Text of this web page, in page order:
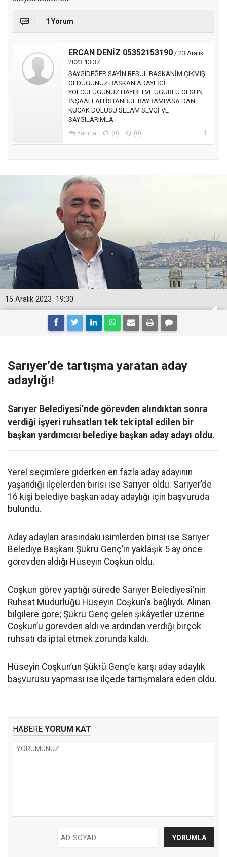
1 Yorum
ERCAN DENİZ 05352153190 / 23 Aralık
2023 13:37
SAYGIDEĞER SAYİN RESUL BASKANİM ÇIKMIŞ
OLDUGUNUZ BASKAN ADAYLİGİ
YOLCULUGUNUZ HAYIRLI VE UGURLU OLSUN
İNŞAALLAH İSTANBUL BAYRAMPASA DAN
KUCAK DOLUSU SELAM SEVGİ VE
SAYGILARIMLA
Yanıtla (0) (0)
19:30
15 Aralık 2023
Sarıyer’de tartışma yaratan aday
adaylığı!
Sarıyer Belediyesi’nde görevden alındıktan sonra
verdiği işyeri ruhsatları tek tek iptal edilen bir
başkan yardımcısı belediye başkan aday adayı oldu.
Yerel seçimlere giderken en fazla aday adayının
yaşandığı ilçelerden birisi ise Sarıyer oldu. Sarıyer’de
16 kişi belediye başkan aday adaylığı için başvuruda
bulundu.
Aday adayları arasındaki isimlerden birisi ise Sarıyer
Belediye Başkanı Şükrü Genç’in yaklaşık 5 ay önce
görevden aldığı Hüseyin Coşkun oldu.
Coşkun görev yaptığı sürede Sarıyer Belediyesi'nin
Ruhsat Müdürlüğü Hüseyin Coşkun’a bağlıydı. Alınan
bilgilere göre; Şükrü Genç gelen şikâyetler üzerine
Coşkun’u görevden aldı ve ardından verdiği birçok
ruhsatı da iptal etmek zorunda kaldı.
Hüseyin Coşkun’un Şükrü Genç’e karşı aday adaylık
başvurusu yapması ise ilçede tartışmalara eden oldu.
HABERE YORUM KAT